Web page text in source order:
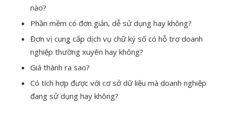
nào?
Phần mềm có đơn giản, dễ sử dụng hay không?
Đơn vị cung cấp dịch vụ chữ ký số có hỗ trợ doanh
nghiệp thường xuyên hay không?
Giá thành ra sao?
Có tích hợp được với cơ sở dữ liệu mà doanh nghiệp
đang sử dụng hay không?